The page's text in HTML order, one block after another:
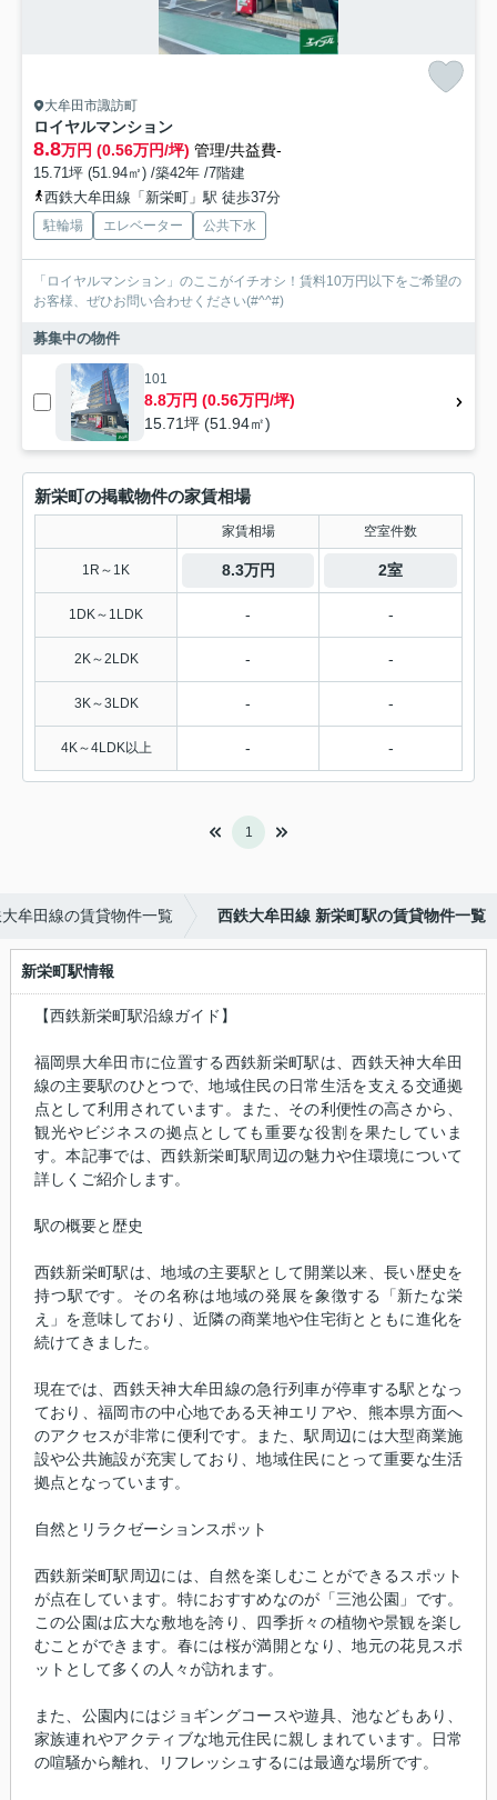
大牟田市諏訪町
ロイヤルマンション
8.8万円 (0.56万円/坪) 管理/共益費-
15.71坪 (51.94㎡) /築42年 /7階建
西鉄大牟田線「新栄町」駅 徒歩37分
駐輪場 エレベーター 公共下水
「ロイヤルマンション」のここがイチオシ！賃料10万円以下をご希望の
お客様、ぜひお問い合わせください(#^^#)
募集中の物件
101
8.8万円 (0.56万円/坪)
15.71坪 (51.94㎡)
新栄町の掲載物件の家賃相場
家賃相場 空室件数
1R～1K 8.3万円 2室
1DK～1LDK - -
2K～2LDK - -
3K～3LDK - -
4K～4LDK以上 - -
1
牟田線の賃貸物件一覧 西鉄大牟田線 新栄町駅の賃貸物件一覧
新栄町駅情報
【西鉄新栄町駅沿線ガイド】
福岡県大牟田市に位置する西鉄新栄町駅は、西鉄天神大牟田
線の主要駅のひとつで、地域住民の日常生活を支える交通拠
点として利用されています。また、その利便性の高さから、
観光やビジネスの拠点としても重要な役割を果たしていま
す。本記事では、西鉄新栄町駅周辺の魅力や住環境について
詳しくご紹介します。
駅の概要と歴史
西鉄新栄町駅は、地域の主要駅として開業以来、長い歴史を
持つ駅です。その名称は地域の発展を象徴する「新たな栄
え」を意味しており、近隣の商業地や住宅街とともに進化を
続けてきました。
現在では、西鉄天神大牟田線の急行列車が停車する駅となっ
ており、福岡市の中心地である天神エリアや、熊本県方面へ
のアクセスが非常に便利です。また、駅周辺には大型商業施
設や公共施設が充実しており、地域住民にとって重要な生活
拠点となっています。
自然とリラクゼーションスポット
西鉄新栄町駅周辺には、自然を楽しむことができるスポット
が点在しています。特におすすめなのが「三池公園」です。
この公園は広大な敷地を誇り、四季折々の植物や景観を楽し
むことができます。春には桜が満開となり、地元の花見スポ
ットとして多くの人々が訪れます。
また、公園内にはジョギングコースや遊具、池などもあり、
家族連れやアクティブな地元住民に親しまれています。日常
の喧騒から離れ、リフレッシュするには最適な場所です。